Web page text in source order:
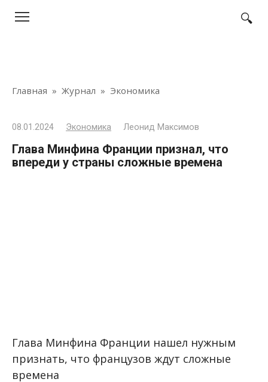
Главная » Журнал » Экономика
08.01.2024 Экономика Леонид Максимов
Глава Минфина Франции признал, что
впереди у страны сложные времена
Глава Минфина Франции нашел нужным
признать, что французов ждут сложные
времена